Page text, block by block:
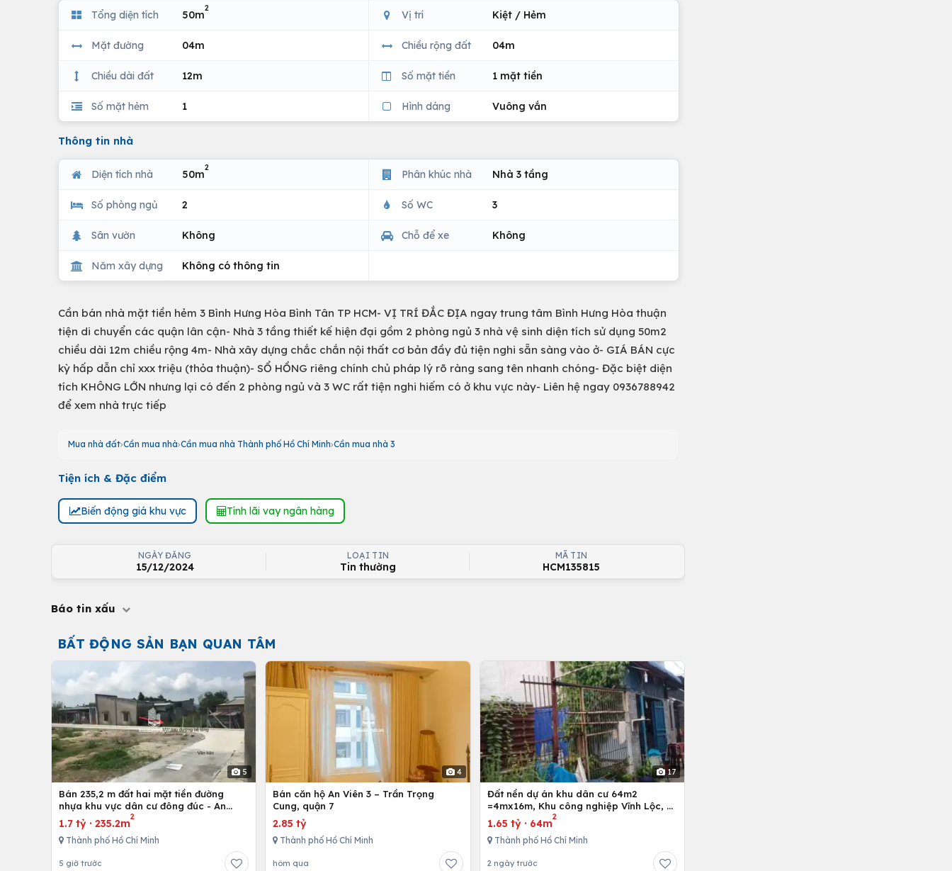
Tổng diện tích 50m
2
Vị trí Kiệt / Hẻm
Mặt đường 04m Chiều rộng đất 04m
Chiều dài đất 12m Số mặt tiền 1 mặt tiền
Số mặt hẻm 1 Hình dáng Vuông vắn
Thông tin nhà
Diện tích nhà 50m
2
Phân khúc nhà Nhà 3 tầng
Số phòng ngủ 2 Số WC 3
Sân vườn Không Chỗ để xe Không
Năm xây dựng Không có thông tin
Cần bán nhà mặt tiền hẻm 3 Bình Hưng Hòa Bình Tân TP HCM- VỊ TRÍ ĐẮC ĐỊA ngay trung tâm Bình Hưng Hòa thuận
tiện di chuyển các quận lân cận- Nhà 3 tầng thiết kế hiện đại gồm 2 phòng ngủ 3 nhà vệ sinh diện tích sử dụng 50m2
chiều dài 12m chiều rộng 4m- Nhà xây dựng chắc chắn nội thất cơ bản đầy đủ tiện nghi sẵn sàng vào ở- GIÁ BÁN cực
kỳ hấp dẫn chỉ xxx triệu (thỏa thuận)- SỔ HỒNG riêng chính chủ pháp lý rõ ràng sang tên nhanh chóng- Đặc biệt diện
tích KHÔNG LỚN nhưng lại có đến 2 phòng ngủ và 3 WC rất tiện nghi hiếm có ở khu vực này- Liên hệ ngay 0936788942
để xem nhà trực tiếp
Mua nhà đất Cần mua nhà Cần mua nhà Thành phố Hồ Chí Minh Cần mua nhà 3
Tiện ích & Đặc điểm
Biến động giá khu vực Tính lãi vay ngân hàng
NGÀY ĐĂNG
15/12/2024
LOẠI TIN
Tin thường
MÃ TIN
HCM135815
Báo tin xấu
BẤT ĐỘNG SẢN BẠN QUAN TÂM
5
Bán 235,2 m đất hai mặt tiền đường
nhựa khu vực dân cư đông đúc - An
nhứt-Long Điền - Bà Rịa
1.7 tỷ · 235.2m
2
Thành phố Hồ Chí Minh
5 giờ trước
4
Bán căn hộ An Viên 3 – Trần Trọng
Cung, quận 7
2.85 tỷ
Thành phố Hồ Chí Minh
hôm qua
17
Đất nền dự án khu dân cư 64m2
=4mx16m, Khu công nghiệp Vĩnh Lộc, H.
Bình Chánh, Tp. Hồ Chí Minh
1.65 tỷ· 64m
2
Thành phố Hồ Chí Minh
2 ngày trước